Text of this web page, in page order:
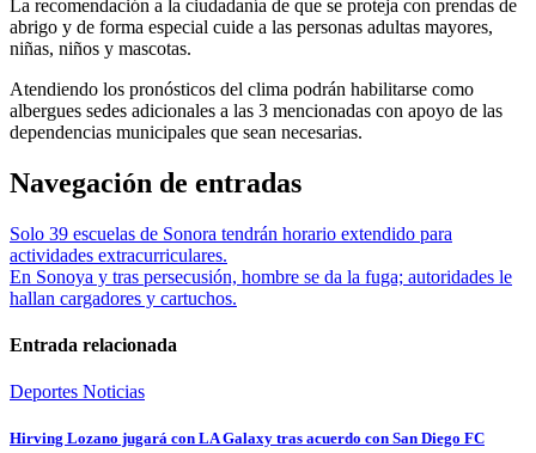
La recomendación a la ciudadanía de que se proteja con prendas de
abrigo y de forma especial cuide a las personas adultas mayores,
niñas, niños y mascotas.
Atendiendo los pronósticos del clima podrán habilitarse como
albergues sedes adicionales a las 3 mencionadas con apoyo de las
dependencias municipales que sean necesarias.
Navegación de entradas
Solo 39 escuelas de Sonora tendrán horario extendido para
actividades extracurriculares.
En Sonoya y tras persecusión, hombre se da la fuga; autoridades le
hallan cargadores y cartuchos.
Entrada relacionada
Deportes Noticias
Hirving Lozano jugará con LA Galaxy tras acuerdo con San Diego FC